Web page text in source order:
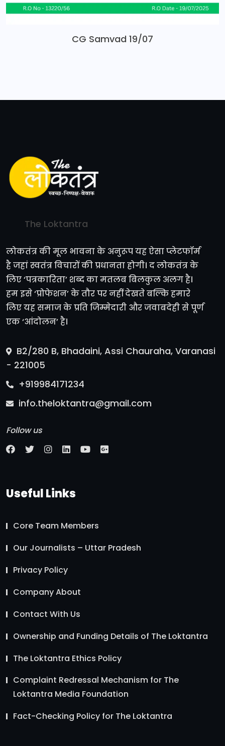
CG Samvad 19/07
The Loktantra
लोकतंत्र की मूल भावना के अनुरूप यह ऐसा प्लेटफॉर्म
है जहां स्वतंत्र विचारों की प्रधानता होगी। द लोकतंत्र के
लिए ‘पत्रकारिता’ शब्द का मतलब बिलकुल अलग है।
हम इसे ‘प्रोफेशन’ के तौर पर नहीं देखते बल्कि हमारे
लिए यह समाज के प्रति जिम्मेदारी और जवाबदेही से पूर्ण
एक ‘आंदोलन’ है।
B2/280 B, Bhadaini, Assi Chauraha, Varanasi
- 221005
+919984171234
info.theloktantra@gmail.com
Follow us
Useful Links
Core Team Members
Our Journalists – Uttar Pradesh
Privacy Policy
Company About
Contact With Us
Ownership and Funding Details of The Loktantra
The Loktantra Ethics Policy
Complaint Redressal Mechanism for The
Loktantra Media Foundation
Fact-Checking Policy for The Loktantra